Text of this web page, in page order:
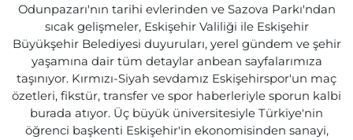
Odunpazarı'nın tarihi evlerinden ve Sazova Parkı'ndan
sıcak gelişmeler, Eskişehir Valiliği ile Eskişehir
Büyükşehir Belediyesi duyuruları, yerel gündem ve şehir
yaşamına dair tüm detaylar anbean sayfalarımıza
taşınıyor. Kırmızı-Siyah sevdamız Eskişehirspor'un maç
özetleri, fikstür, transfer ve spor haberleriyle sporun kalbi
burada atıyor. Üç büyük üniversitesiyle Türkiye'nin
öğrenci başkenti Eskişehir'in ekonomisinden sanayi,